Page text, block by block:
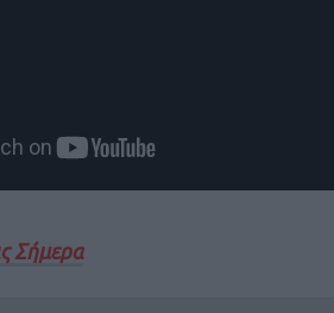
Σήμερα